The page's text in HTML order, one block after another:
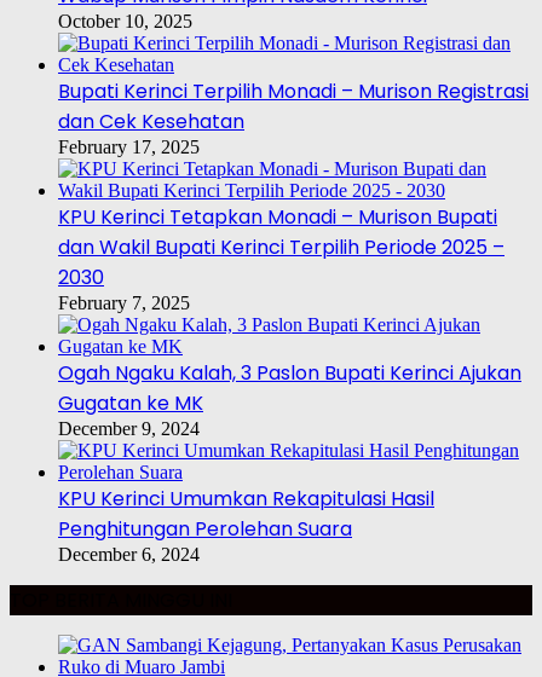
October 10, 2025
Bupati Kerinci Terpilih Monadi – Murison Registrasi
dan Cek Kesehatan
February 17, 2025
KPU Kerinci Tetapkan Monadi – Murison Bupati
dan Wakil Bupati Kerinci Terpilih Periode 2025 –
2030
February 7, 2025
Ogah Ngaku Kalah, 3 Paslon Bupati Kerinci Ajukan
Gugatan ke MK
December 9, 2024
KPU Kerinci Umumkan Rekapitulasi Hasil
Penghitungan Perolehan Suara
December 6, 2024